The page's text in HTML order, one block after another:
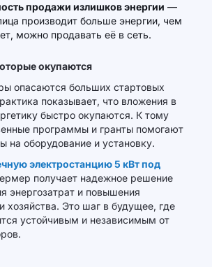
продажи излишков энергии —
производит больше энергии, чем
можно продавать её в сеть.
окупаются
опасаются больших стартовых
показывает, что вложения в
быстро окупаются. К тому
программы и гранты помогают
на оборудование и установку.
электростанцию 5 кВт под
получает надежное решение
энергозатрат и повышения
хозяйства. Это шаг в будущее, где
устойчивым и независимым от